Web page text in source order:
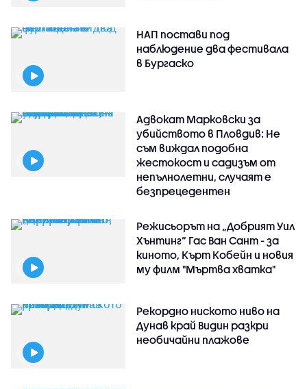
НАП постави под
наблюдение два фестивала
в Бургаско
Адвокат Марковски за
убийството в Пловдив: Не
съм виждал подобна
жестокост и садизъм от
непълнолетни, случаят е
безпрецедентен
Режисьорът на „Добрият Уил
Хънтинг“ Гас Ван Сант - за
киното, Кърт Кобейн и новия
му филм "Мъртва хватка"
Рекордно ниското ниво на
Дунав край Видин разкри
необичайни плажове